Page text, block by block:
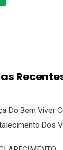
Do Bem Viver
Dos